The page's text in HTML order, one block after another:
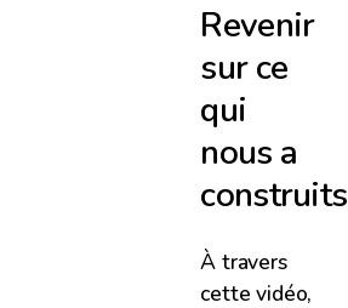
Revenir
sur ce
qui
nous a
construits
À travers
cette vidéo,